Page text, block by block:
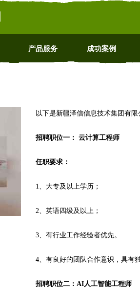
产品服务 成功案例
以下是新疆泽信信息技术集团有
招聘职位一： 云计算工程师
任职要求：
1、大专及以上学历；
2、英语四级及以上；
3、有行业工作经验者优先。
4、有良好的团队合作意识，具有
招聘职位二：AI人工智能工程师